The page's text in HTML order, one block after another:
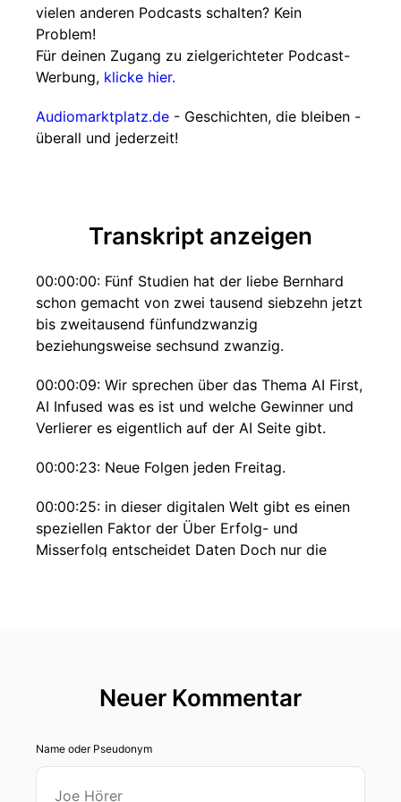
vielen anderen Podcasts schalten? Kein
Problem!
Für deinen Zugang zu zielgerichteter Podcast-
Werbung, klicke hier.
Audiomarktplatz.de - Geschichten, die bleiben -
überall und jederzeit!
Transkript anzeigen
00:00:00: Fünf Studien hat der liebe Bernhard
schon gemacht von zwei tausend siebzehn jetzt
bis zweitausend fünfundzwanzig
beziehungsweise sechsund zwanzig.
00:00:09: Wir sprechen über das Thema AI First,
AI Infused was es ist und welche Gewinner und
Verlierer es eigentlich auf der AI Seite gibt.
00:00:23: Neue Folgen jeden Freitag.
00:00:25: in dieser digitalen Welt gibt es einen
speziellen Faktor der Über Erfolg- und
Misserfolg entscheidet Daten Doch nur die
Schritt für Schritt wie genau das funktioniert.
00:00:55: Bernard ich spreche mit dir weil du
Neuer Kommentar
Name oder Pseudonym